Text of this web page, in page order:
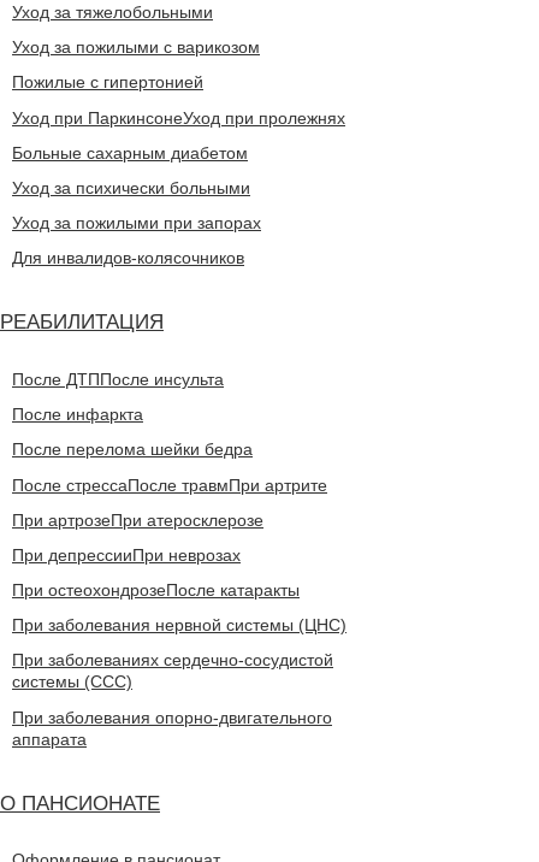
Уход за тяжелобольными
Уход за пожилыми с варикозом
Пожилые с гипертонией
Уход при ПаркинсонеУход при пролежнях
Больные сахарным диабетом
Уход за психически больными
Уход за пожилыми при запорах
Для инвалидов-колясочников
РЕАБИЛИТАЦИЯ
После ДТППосле инсульта
После инфаркта
После перелома шейки бедра
После стрессаПосле травмПри артрите
При артрозеПри атеросклерозе
При депрессииПри неврозах
При остеохондрозеПосле катаракты
При заболевания нервной системы (ЦНС)
При заболеваниях сердечно-сосудистой
системы (CCC)
При заболевания опорно-двигательного
аппарата
О ПАНСИОНАТЕ